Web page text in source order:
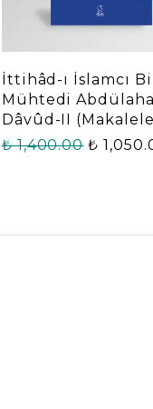
İttihâd-ı İslamcı
Mühtedi
Dâvûd-II
₺ 1,400.00 ₺